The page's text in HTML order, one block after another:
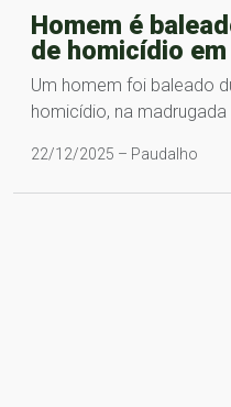
Homem é
de homicídio
Um homem foi baleado
homicídio, na
22/12/2025 – Paudalho